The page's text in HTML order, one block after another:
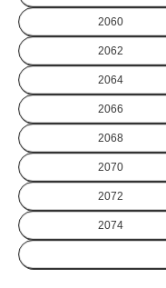
2060
2062
2064
2066
2068
2070
2072
2074